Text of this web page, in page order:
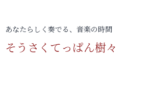
あなたらしく奏でる、音楽の時間
そうさくてっぱん樹々